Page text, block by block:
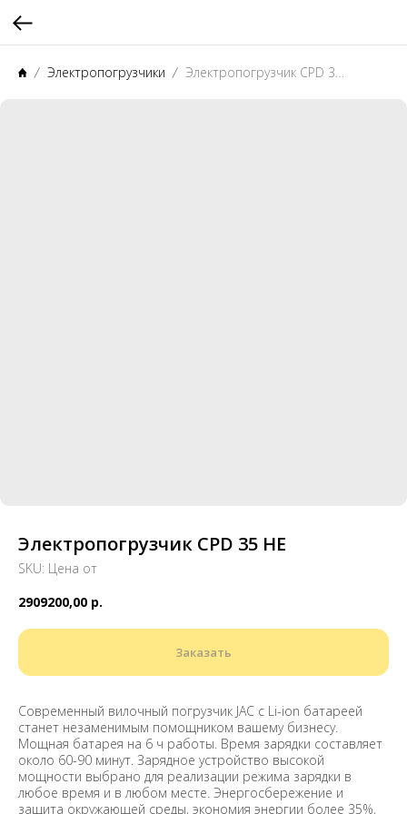
Электропогрузчики Электропогрузчик CPD 35 HE
Электропогрузчик CPD 35 HE
SKU: Цена от
2909200,00 р.
Заказать
Современный вилочный погрузчик JAC с Li-ion батареей
станет незаменимым помощником вашему бизнесу.
Мощная батарея на 6 ч работы. Время зарядки составляет
около 60-90 минут. Зарядное устройство высокой
мощности выбрано для реализации режима зарядки в
любое время и в любом месте. Энергосбережение и
защита окружающей среды, экономия энергии более 35%,